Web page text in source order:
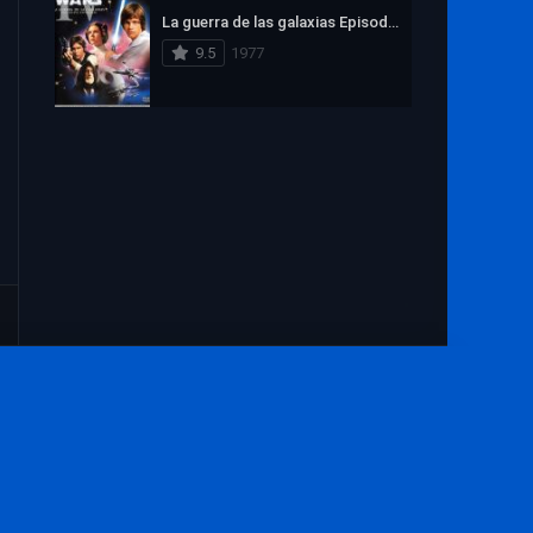
1969 1968
1966
La guerra de las galaxias Episodio IV: Una nueva esperanza
9.5
1977